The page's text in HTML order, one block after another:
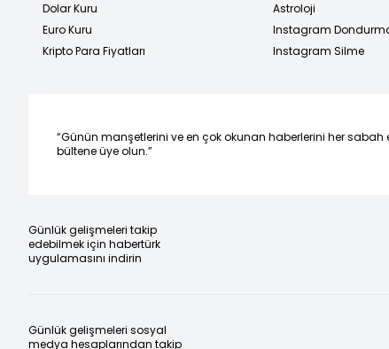
Dolar Kuru
Euro Kuru
Kripto Para Fiyatları
Astroloji
Instagram
Instagram Silme
“Günün manşetlerini ve en çok okunan haberlerini her
bültene üye olun.”
Günlük gelişmeleri takip
edebilmek için habertürk
uygulamasını indirin
Günlük gelişmeleri sosyal
medya hesaplarından takip